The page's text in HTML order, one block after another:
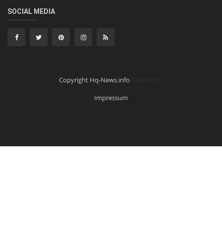
SOCIAL MEDIA
Copyright Hq-News.info
Impressum